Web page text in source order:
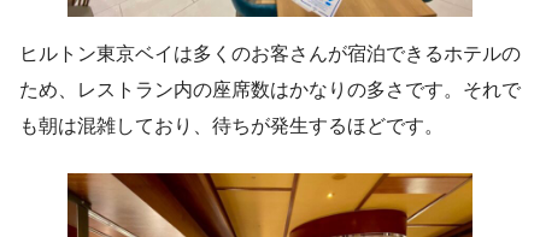
ヒルトン東京ベイは多くのお客さんが宿泊できるホテルの
ため、レストラン内の座席数はかなりの多さです。それで
も朝は混雑しており、待ちが発生するほどです。